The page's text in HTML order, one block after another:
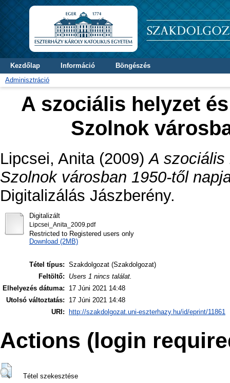
Kezdőlap Információ
Böngészés
Adminisztráció
A szociális helyzet
Szolnok
Lipcsei, Anita(2009)A szociális
Szolnok városban 1950-től
Digitalizálás Jászberény.
Digitalizált
Lipcsei_Anita_2009.pdf
Restricted to Registered users only
Download (2MB)
Tétel típus: Szakdolgozat (Szakdolgozat)
Feltöltő:
Users 1 nincs találat.
Elhelyezés dátuma:
17 Júni 2021 14:48
Utolsó változtatás:
17 Júni 2021 14:48
URI:
http://szakdolgozat.uni-eszterhazy.hu/id/eprint/11861
Actions (login
Tétel szekesztése